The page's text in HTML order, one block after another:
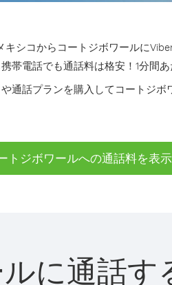
シコからコートジボワールに
帯電話でも通話料は格安！1分間
通話プランを購入してコートジボ
トジボワールへの通話料を表示
に通話す